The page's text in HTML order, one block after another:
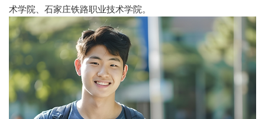
术学院、石家庄铁路职业技术学院。